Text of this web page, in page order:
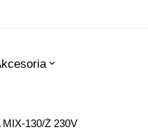
130/Ż 230V